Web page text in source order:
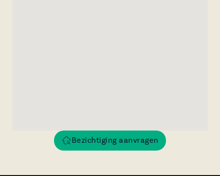
Bezichtiging aanvragen